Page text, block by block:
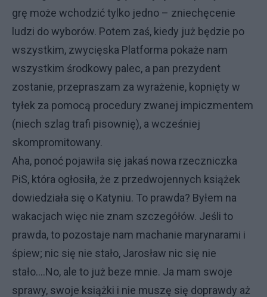
grę może wchodzić tylko jedno – zniechęcenie
ludzi do wyborów. Potem zaś, kiedy już będzie po
wszystkim, zwycięska Platforma pokaże nam
wszystkim środkowy palec, a pan prezydent
zostanie, przepraszam za wyrażenie, kopnięty w
tyłek za pomocą procedury zwanej impiczmentem
(niech szlag trafi pisownię), a wcześniej
skompromitowany.
Aha, ponoć pojawiła się jakaś nowa rzeczniczka
PiS, która ogłosiła, że z przedwojennych książek
dowiedziała się o Katyniu. To prawda? Byłem na
wakacjach więc nie znam szczegółów. Jeśli to
prawda, to pozostaje nam machanie marynarami i
śpiew; nic się nie stało, Jarosław nic się nie
stało....No, ale to już beze mnie. Ja mam swoje
sprawy, swoje książki i nie muszę się doprawdy aż